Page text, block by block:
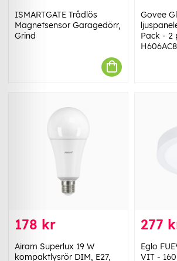
ISMARTGATE Trådlös
Magnetsensor Garagedörr,
Grind
Govee
Pack - 2
178 kr
Airam Superlux 19 W
kompaktlysrör DIM, E27,
277
Eglo
VIT -